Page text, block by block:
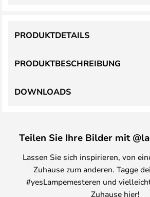
PRODUKTBESCHREIBUNG
PRODUKTDETAILS
DOWNLOADS
Teilen Sie Ihre Bilder mit
Lassen Sie sich inspirieren, von
Zuhause zum anderen. Tagge
#yesLampemesteren und
Zuhause hier!